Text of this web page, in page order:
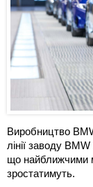
Виробництво
лінії заводу
що найближчими
зростатимуть.